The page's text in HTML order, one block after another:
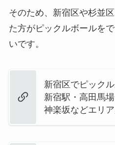
そのため、新宿区や杉並
た方がピックルボールを
いです。
新宿区でピック
新宿駅・高田馬
神楽坂などエリ